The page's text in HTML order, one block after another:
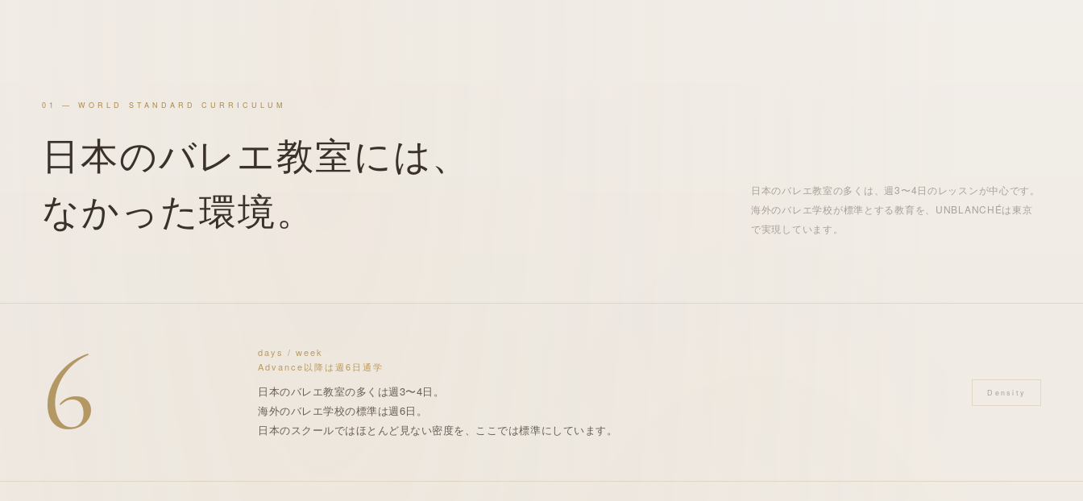
01 — WORLD STANDARD CURRICULUM
日本のバレエ教室には、
なかった環境。 日本のバレエ教室の多くは、週3〜4日のレッスンが中心です。
海外のバレエ学校が標準とする教育を、UNBLANCHÉは東京
で実現しています。
6
days / week
Advance以降は週6日通学
日本のバレエ教室の多くは週3〜4日。
海外のバレエ学校の標準は週6日 。
日本のスクールではほとんど見ない密度を、ここでは標準にしています。
Density